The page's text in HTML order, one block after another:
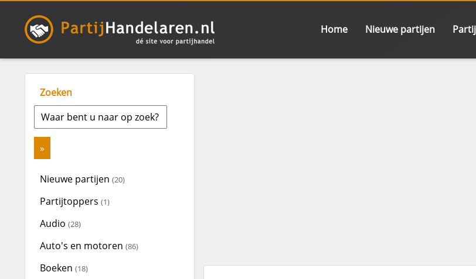
Home Nieuwe partijen
Zoeken
Nieuwe partijen (20)
Partijtoppers (1)
Audio (28)
Auto's en motoren (86)
Boeken (18)